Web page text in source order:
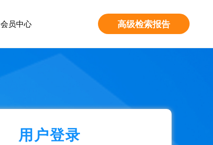
会员中心 高级检索报告
用户登录